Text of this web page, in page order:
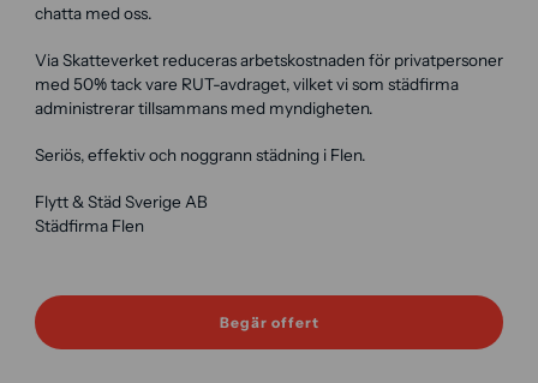
chatta med oss.
Via Skatteverket reduceras arbetskostnaden för privatpersoner
med 50% tack vare RUT-avdraget, vilket vi som städfirma
administrerar tillsammans med myndigheten.
Seriös, effektiv och noggrann städning i Flen.
Flytt & Städ Sverige AB
Städfirma Flen
Begär offert